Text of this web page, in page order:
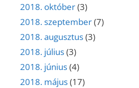
2018. október(3)
2018. szeptember(7)
2018. augusztus(3)
2018. július(3)
2018. június(4)
2018. május(17)